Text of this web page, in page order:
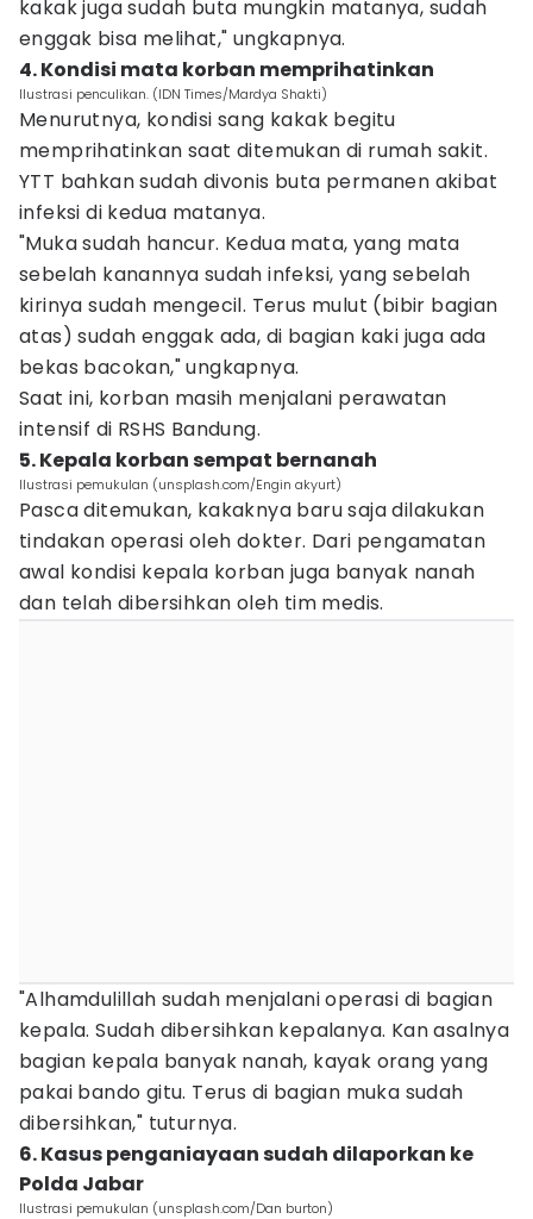
kakak juga sudah buta mungkin matanya, sudah
enggak bisa melihat," ungkapnya.
4. Kondisi mata korban memprihatinkan
Ilustrasi penculikan. (IDN Times/Mardya Shakti)
Menurutnya, kondisi sang kakak begitu
memprihatinkan saat ditemukan di rumah sakit.
YTT bahkan sudah divonis buta permanen akibat
infeksi di kedua matanya.
"Muka sudah hancur. Kedua mata, yang mata
sebelah kanannya sudah infeksi, yang sebelah
kirinya sudah mengecil. Terus mulut (bibir bagian
atas) sudah enggak ada, di bagian kaki juga ada
bekas bacokan," ungkapnya.
Saat ini, korban masih menjalani perawatan
intensif di RSHS Bandung.
5. Kepala korban sempat bernanah
Ilustrasi pemukulan (unsplash.com/Engin akyurt)
Pasca ditemukan, kakaknya baru saja dilakukan
tindakan operasi oleh dokter. Dari pengamatan
awal kondisi kepala korban juga banyak nanah
dan telah dibersihkan oleh tim medis.
"Alhamdulillah sudah menjalani operasi di bagian
kepala. Sudah dibersihkan kepalanya. Kan asalnya
bagian kepala banyak nanah, kayak orang yang
pakai bando gitu. Terus di bagian muka sudah
dibersihkan," tuturnya.
6. Kasus penganiayaan sudah dilaporkan ke
Polda Jabar
Ilustrasi pemukulan (unsplash.com/Dan burton)